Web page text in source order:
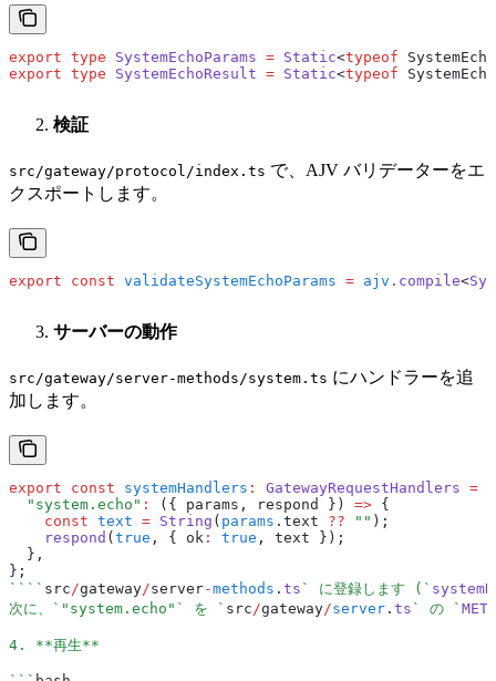
export type SystemEchoParams = Static<typeof
export type SystemEchoResult = Static<typeof
検証
src/gateway/protocol/index.ts で、AJV バリデーターをエ
クスポートします。
export const validateSystemEchoParams = ajv .compile<
サーバーの動作
src/gateway/server-methods/system.ts にハンドラーを追
加します。
export const systemHandlers : GatewayRequestHandlers =
  "system.echo"
: ({ params , respond }) => {
    const
text = String ( params .text ?? "" );
    respond
( true , { ok : true ,
text });
  }
,
};
```` src/gateway/server-methods . ts ` に登録します (`
次に、`"system.echo"` を ` src/gateway/server . ts ` の `
4. **再生**